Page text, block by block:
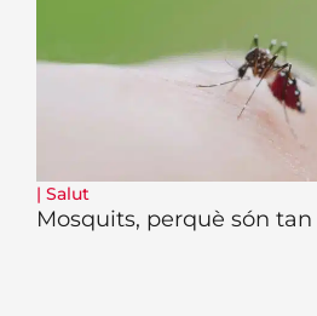
| Salut
Mosquits, perquè són